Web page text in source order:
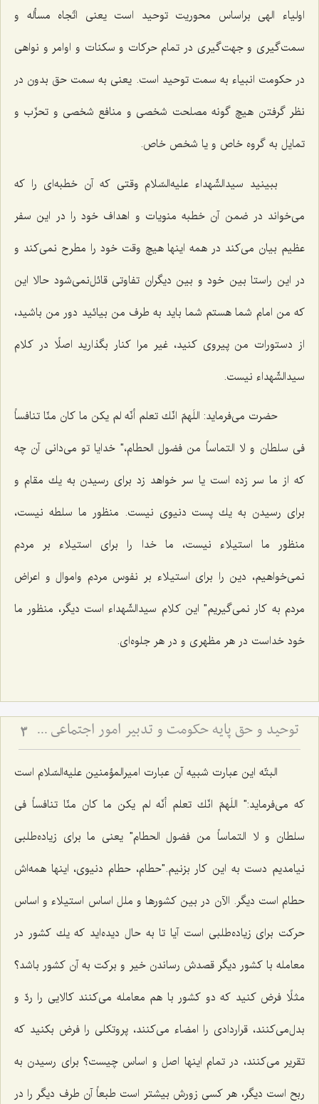
اولیاء الهی براساس محوریت توحید است یعنی اتّجاه مسأله و
سمت‌گیری و جهت‌گیری در تمام حركات و سكنات و اوامر و نواهی
در حكومت انبیاء به سمت توحید است. یعنی به سمت حق بدون در
نظر گرفتن هیچ گونه مصلحت شخصی و منافع شخصی و تحزّب و
تمایل به گروه خاص و یا شخص خاص.
ببینید سیدالشّهداء علیه‌السّلام وقتی كه آن خطبه‌ای را كه
می‌خواند در ضمن آن خطبه منویات و اهداف خود را در این سفر
عظیم بیان می‌كند در همه اینها هیچ وقت خود را مطرح نمی‌كند و
در این راستا بین خود و بین دیگران تفاوتی قائل‌نمی‌شود حالا این
كه من امام شما هستم شما باید به طرف من بیائید دور من باشید،
از دستورات من پیروی كنید، غیر مرا كنار بگذارید اصلًا در كلام
سیدالشّهداء نیست.
حضرت می‌فرماید: اللَهمّ انّك تعلم أنّه لم یكن ما كان منّا تنافساً
فی سلطان و لا التماساً من فضول الحطام،" خدایا تو می‌دانی آن چه
كه از ما سر زده است یا سر خواهد زد برای رسیدن به یك مقام و
برای رسیدن به یك پست دنیوی نیست. منظور ما سلطه نیست،
منظور ما استیلاء نیست، ما خدا را برای استیلاء بر مردم
نمی‌خواهیم، دین را برای استیلاء بر نفوس مردم واموال و اعراض
مردم به كار نمی‌گیریم" این كلام سیدالشّهداء است دیگر، منظور ما
خود خداست در هر مظهری و در هر جلوه‌ای.
توحید و حق پایه حكومت و تدبیر امور اجتماعى در مكتب انبیاء الهی 3
البتّه این عبارت شبیه آن عبارت امیرالمؤمنین علیه‌السّلام است
كه می‌فرماید:" اللَهمّ انّك تعلم أنّه لم یكن ما كان منّا تنافساً فی
سلطان و لا التماساً من فضول الحطام" یعنی ما برای زیاده‌طلبی
نیامدیم دست به این كار بزنیم."حطام، حطام دنیوی، اینها همه‌اش
حطام است دیگر. الآن در بین كشورها و ملل اساس استیلاء و اساس
حركت برای زیاده‌طلبی است آیا تا به حال دیده‌اید كه یك كشور در
معامله با كشور دیگر قصدش رساندن خیر و بركت به آن كشور باشد؟
مثلًا فرض كنید كه دو كشور با هم معامله می‌كنند كالایی را ردّ و
بدل‌می‌كنند، قراردادی را امضاء می‌كنند، پروتكلی را فرض بكنید كه
تقریر می‌كنند، در تمام اینها اصل و اساس چیست؟ برای رسیدن به
ربح است دیگر، هر كسی زورش بیشتر است طبعاً آن طرف دیگر را در